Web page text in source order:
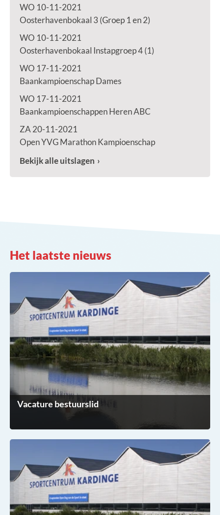
WO 10-11-2021
Oosterhavenbokaal 3 (Groep 1 en 2)
WO 10-11-2021
Oosterhavenbokaal Instapgroep 4 (1)
WO 17-11-2021
Baankampioenschap Dames
WO 17-11-2021
Baankampioenschappen Heren ABC
ZA 20-11-2021
Open YVG Marathon Kampioenschap
Bekijk alle uitslagen
Het laatste nieuws
Vacature bestuurslid